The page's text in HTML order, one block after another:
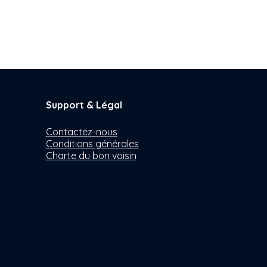
Support & Légal
Contactez-nous
Conditions générales
Charte du bon voisin